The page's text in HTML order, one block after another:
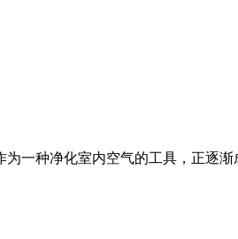
一种净化室内空气的工具，正逐渐